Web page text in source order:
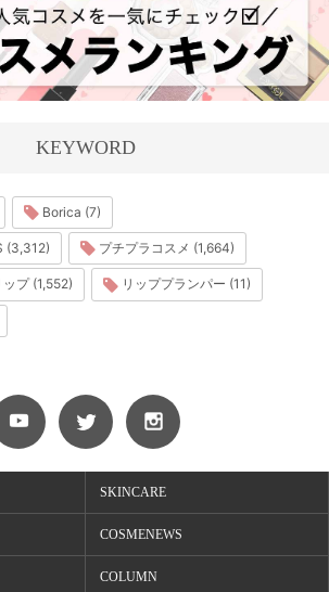
KEYWORD
Borica (7)
(3,312) プチプラコスメ (1,664)
プ (1,552) リッププランパー (11)
SKINCARE
COSMENEWS
COLUMN